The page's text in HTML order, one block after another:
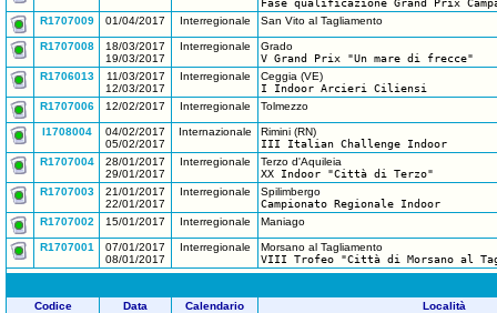
Fase qualificazione Grand Prix
R1707009
01/04/2017 Interregionale San Vito al Tagliamento
R1707008
18/03/2017
19/03/2017
Interregionale
Grado
V Grand Prix "Un mare di frecce"
R1706013
11/03/2017
12/03/2017
Interregionale
Ceggia (VE)
I Indoor Arcieri Ciliensi
R1707006
12/02/2017 Interregionale Tolmezzo
I1708004
04/02/2017
05/02/2017
Internazionale
Rimini (RN)
III Italian Challenge Indoor
R1707004
28/01/2017
29/01/2017
Interregionale
Terzo d'Aquileia
XX Indoor "Città di Terzo"
R1707003
21/01/2017
22/01/2017
Interregionale
Spilimbergo
Campionato Regionale Indoor
R1707002
15/01/2017 Interregionale Maniago
R1707001
07/01/2017
08/01/2017
Interregionale
Morsano al Tagliamento
VIII Trofeo "Città di Morsano al
Codice Data Calendario
Località